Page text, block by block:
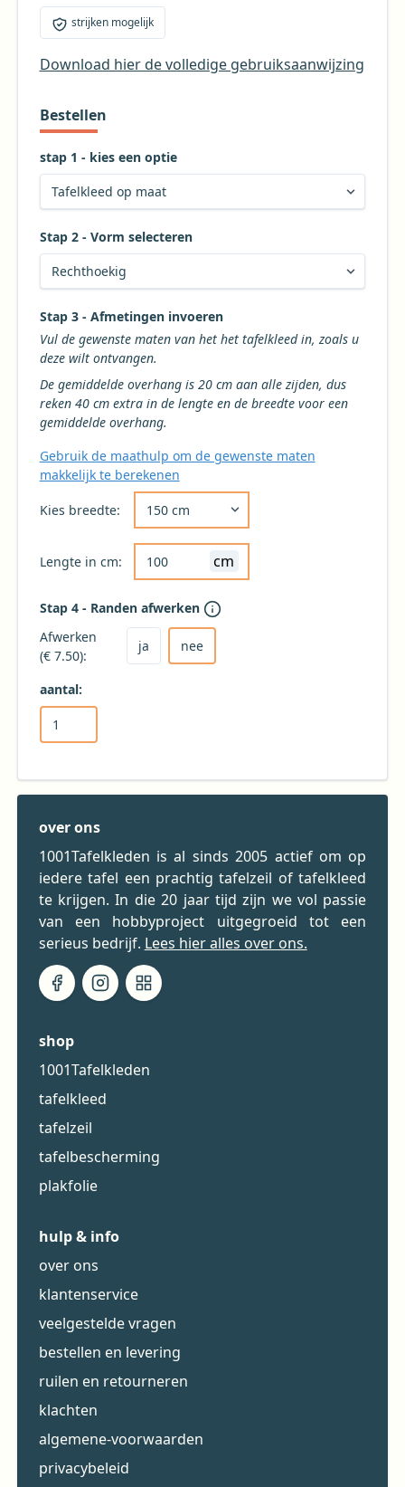
strijken mogelijk
Download hier de volledige gebruiksaanwijzing
Bestellen
stap 1 - kies een optie
Stap 2 - Vorm selecteren
Kies de gewenste vorm voor uw tafelkleed
Stap 3 - Afmetingen invoeren
Vul de gewenste maten van het het tafelkleed in, zoals u
deze wilt ontvangen.
De gemiddelde overhang is 20 cm aan alle zijden, dus
reken 40 cm extra in de lengte en de breedte voor een
gemiddelde overhang.
Gebruik de maathulp om de gewenste maten
makkelijk te berekenen
Kies breedte:
Lengte in cm: cm
Stap 4 - Randen afwerken
Afwerken
(€ 7.50):
ja
Kies ja om het tafelkleed af te laten werken
nee
Kies nee voor geen afwerking (niet
aantal:
over ons
1001Tafelkleden is al sinds 2005 actief om op
iedere tafel een prachtig tafelzeil of tafelkleed
te krijgen. In die 20 jaar tijd zijn we vol passie
van een hobbyproject uitgegroeid tot een
serieus bedrijf. Lees hier alles over ons.
shop
1001Tafelkleden
tafelkleed
tafelzeil
tafelbescherming
plakfolie
hulp & info
over ons
klantenservice
veelgestelde vragen
bestellen en levering
ruilen en retourneren
klachten
algemene-voorwaarden
privacybeleid